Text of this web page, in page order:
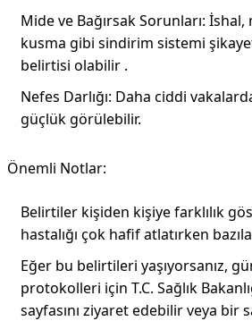
Mide ve Bağırsak Sorunları: İshal,
kusma gibi sindirim sistemi
belirtisi olabilir .
Nefes Darlığı: Daha ciddi
güçlük görülebilir.
Önemli Notlar:
Belirtiler kişiden kişiye farklılık
hastalığı çok hafif atlatırken
Eğer bu belirtileri yaşıyorsanız,
protokolleri için T.C. Sağlık
sayfasını ziyaret edebilir veya bir